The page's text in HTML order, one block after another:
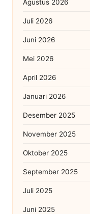
Agustus 2026
Juli 2026
Juni 2026
Mei 2026
April 2026
Januari 2026
Desember 2025
November 2025
Oktober 2025
September 2025
Juli 2025
Juni 2025